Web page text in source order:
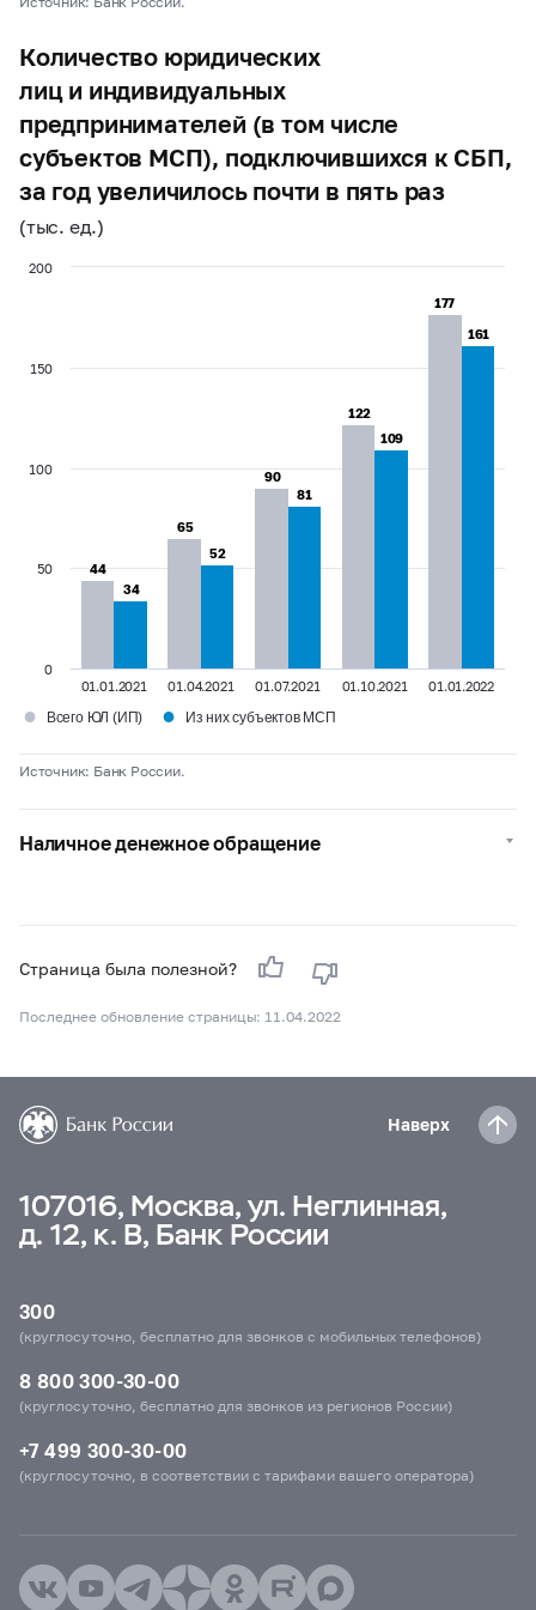
Количество юридических
лиц и индивидуальных
предпринимателей (в том числе
субъектов МСП), подключившихся к СБП,
за год увеличилось почти в пять раз
(тыс. ед.)
44
44
65
65
90
90
122
122
177
177
34
34
52
52
81
81
109
109
161
161
01.01.2021 01.04.2021 01.07.2021 01.10.2021 01.01.2022
0
50
100
150
200
● Всего ЮЛ (ИП) ● Из них субъектов МСП
Источник: Банк России.
Наличное денежное обращение
Страница была полезной?
Последнее обновление страницы: 11.04.2022
Наверх
107016, Москва, ул. Неглинная,
д. 12, к. В, Банк России
300
(круглосуточно, бесплатно для звонков с мобильных телефонов)
8 800 300-30-00
(круглосуточно, бесплатно для звонков из регионов России)
+7 499 300-30-00
(круглосуточно, в соответствии с тарифами вашего оператора)